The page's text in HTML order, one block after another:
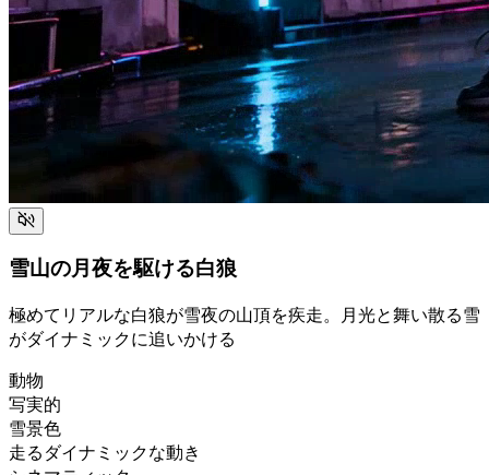
雪山の月夜を駆ける白狼
極めてリアルな白狼が雪夜の山頂を疾走。月光と舞い散る雪
がダイナミックに追いかける
動物
写実的
雪景色
走るダイナミックな動き